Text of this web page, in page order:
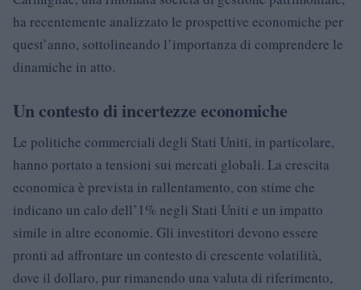
ha recentemente analizzato le prospettive economiche per
quest’anno, sottolineando l’importanza di comprendere le
dinamiche in atto.
Un contesto di incertezze economiche
Le politiche commerciali degli Stati Uniti, in particolare,
hanno portato a tensioni sui mercati globali. La crescita
economica è prevista in rallentamento, con stime che
indicano un calo dell’1% negli Stati Uniti e un impatto
simile in altre economie. Gli investitori devono essere
pronti ad affrontare un contesto di crescente volatilità,
dove il dollaro, pur rimanendo una valuta di riferimento,